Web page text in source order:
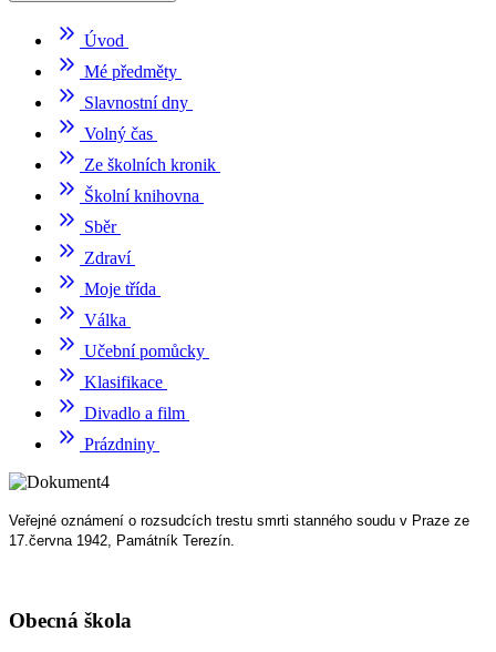
Úvod
Mé předměty
Slavnostní dny
Volný čas
Ze školních kronik
Školní knihovna
Sběr
Zdraví
Moje třída
Válka
Učební pomůcky
Klasifikace
Divadlo a film
Prázdniny
Veřejné oznámení o rozsudcích trestu smrti stanného soudu v Praze ze
17.června 1942, Památník Terezín.
Obecná škola